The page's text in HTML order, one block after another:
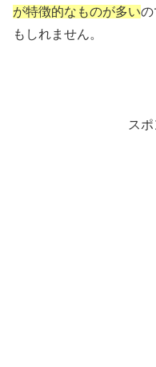
が特徴的なものが多いの
もしれません。
ス